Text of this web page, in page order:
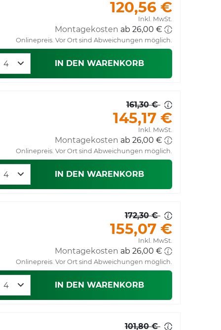
120,56 €
Inkl. MwSt.
Montagekosten
Onlinepreis. Vor Ort sind Abweichungen möglich.
IN DEN WARENKORB
161,30 €
145,17 €
Inkl. MwSt.
Montagekosten
Onlinepreis. Vor Ort sind Abweichungen möglich.
IN DEN WARENKORB
172,30 €
155,07 €
Inkl. MwSt.
Montagekosten
Onlinepreis. Vor Ort sind Abweichungen möglich.
IN DEN WARENKORB
101,80 €